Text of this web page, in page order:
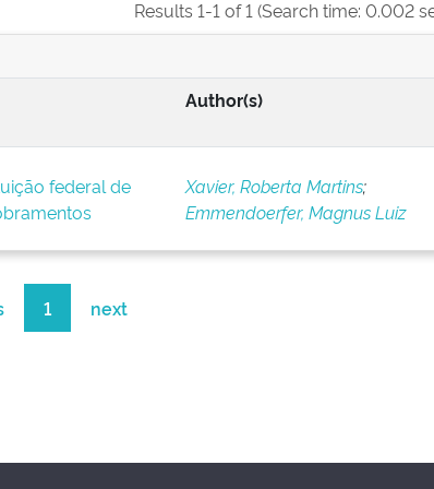
Results 1-1 of 1 (Search time: 0.002
Author(s)
federal de
Xavier, Roberta Martins;
Emmendoerfer, Magnus Luiz
1 next